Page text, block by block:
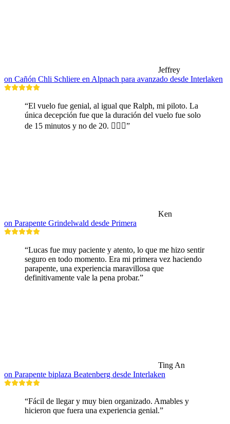
Jeffrey
on Cañón Chli Schliere en Alpnach para avanzado desde Interlaken
“El vuelo fue genial, al igual que Ralph, mi piloto. La
única decepción fue que la duración del vuelo fue solo
de 15 minutos y no de 20. 🤷🏼‍♂️”
Ken
on Parapente Grindelwald desde Primera
“Lucas fue muy paciente y atento, lo que me hizo sentir
seguro en todo momento. Era mi primera vez haciendo
parapente, una experiencia maravillosa que
definitivamente vale la pena probar.”
Ting An
on Parapente biplaza Beatenberg desde Interlaken
“Fácil de llegar y muy bien organizado. Amables y
hicieron que fuera una experiencia genial.”